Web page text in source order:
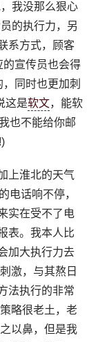
我没那么狠心
的执行力，另
系方式，顾客
宣传员也会得
同时也更加刺
这是软文，能软
也不能给你邮
上淮北的天气
电话响不停，
实在受不了电
表。我本人比
加大执行力去
激，与其熬日
法执行的非常
略很老土，老
以鼻，但是我